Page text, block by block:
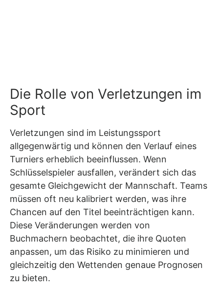
Die Rolle von Verletzungen im
Sport
Verletzungen sind im Leistungssport
allgegenwärtig und können den Verlauf eines
Turniers erheblich beeinflussen. Wenn
Schlüsselspieler ausfallen, verändert sich das
gesamte Gleichgewicht der Mannschaft. Teams
müssen oft neu kalibriert werden, was ihre
Chancen auf den Titel beeinträchtigen kann.
Diese Veränderungen werden von
Buchmachern beobachtet, die ihre Quoten
anpassen, um das Risiko zu minimieren und
gleichzeitig den Wettenden genaue Prognosen
zu bieten.